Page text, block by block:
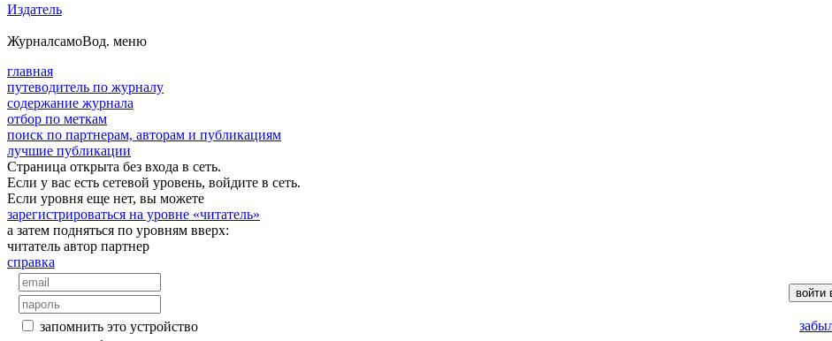
Издатель
ЖурналсамоВод. меню
главная
путеводитель по журналу
содержание журнала
отбор по меткам
поиск по партнерам, авторам и публикациям
лучшие публикации
Страница открыта без входа в сеть.
Если у вас есть сетевой уровень, войдите в сеть.
Если уровня еще нет, вы можете
зарегистрироваться на уровне «читатель»
а затем подняться по уровням вверх:
читатель автор партнер
справка
запомнить это устройство